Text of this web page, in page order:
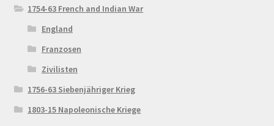
1754-63 French and Indian War
England
Franzosen
Zivilisten
1756-63 Siebenjähriger Krieg
1803-15 Napoleonische Kriege